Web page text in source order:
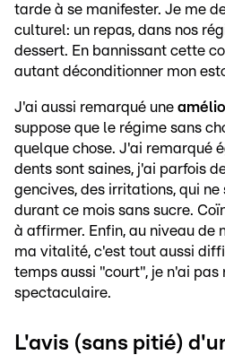
tarde à se manifester. Je me
culturel: un repas, dans nos
dessert. En bannissant cette
autant déconditionner mon
J'ai aussi remarqué une
suppose que le régime sans
quelque chose. J'ai remarqué
dents sont saines, j'ai parfois
gencives, des irritations, qui
durant ce mois sans sucre.
à affirmer. Enfin, au niveau de
ma vitalité, c'est tout aussi
temps aussi "court", je n'ai pas
spectaculaire.
L'avis (sans pitié)